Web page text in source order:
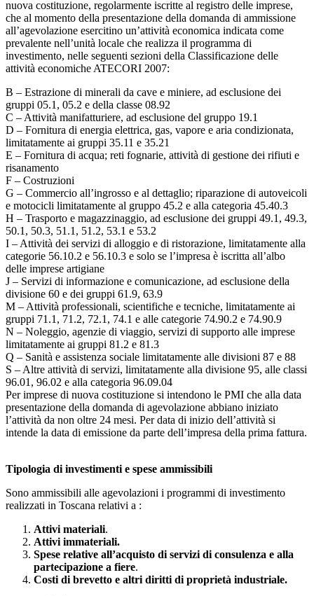
nuova costituzione, regolarmente iscritte al registro delle imprese,
che al momento della presentazione della domanda di ammissione
all’agevolazione esercitino un’attività economica indicata come
prevalente nell’unità locale che realizza il programma di
investimento, nelle seguenti sezioni della Classificazione delle
attività economiche ATECORI 2007:
B – Estrazione di minerali da cave e miniere, ad esclusione dei
gruppi 05.1, 05.2 e della classe 08.92
C – Attività manifatturiere, ad esclusione del gruppo 19.1
D – Fornitura di energia elettrica, gas, vapore e aria condizionata,
limitatamente ai gruppi 35.11 e 35.21
E – Fornitura di acqua; reti fognarie, attività di gestione dei rifiuti e
risanamento
F – Costruzioni
G – Commercio all’ingrosso e al dettaglio; riparazione di autoveicoli
e motocicli limitatamente al gruppo 45.2 e alla categoria 45.40.3
H – Trasporto e magazzinaggio, ad esclusione dei gruppi 49.1, 49.3,
50.1, 50.3, 51.1, 51.2, 53.1 e 53.2
I – Attività dei servizi di alloggio e di ristorazione, limitatamente alla
categorie 56.10.2 e 56.10.3 e solo se l’impresa è iscritta all’albo
delle imprese artigiane
J – Servizi di informazione e comunicazione, ad esclusione della
divisione 60 e dei gruppi 61.9, 63.9
M – Attività professionali, scientifiche e tecniche, limitatamente ai
gruppi 71.1, 71.2, 72.1, 74.1 e alle categorie 74.90.2 e 74.90.9
N – Noleggio, agenzie di viaggio, servizi di supporto alle imprese
limitatamente ai gruppi 81.2 e 81.3
Q – Sanità e assistenza sociale limitatamente alle divisioni 87 e 88
S – Altre attività di servizi, limitatamente alla divisione 95, alle classi
96.01, 96.02 e alla categoria 96.09.04
Per imprese di nuova costituzione si intendono le PMI che alla data
presentazione della domanda di agevolazione abbiano iniziato
l’attività da non oltre 24 mesi. Per data di inizio dell’attività si
intende la data di emissione da parte dell’impresa della prima fattura.
Tipologia di investimenti e spese ammissibili
Sono ammissibili alle agevolazioni i programmi di investimento
realizzati in Toscana relativi a :
Attivi materiali.
Attivi immateriali.
Spese relative all’acquisto di servizi di consulenza e alla
partecipazione a fiere.
Costi di brevetto e altri diritti di proprietà industriale.